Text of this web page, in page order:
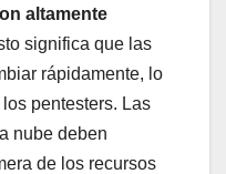
altamente
significa que las
rápidamente, lo
pentesters. Las
nube deben
de los recursos